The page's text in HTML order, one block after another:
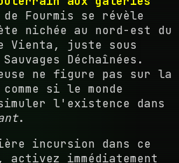
Fourmis se révèle
nichée au nord-est du
Vienta, juste sous
Déchaînées.
ne figure pas sur la
si le monde
l'existence dans
.
incursion dans ce
activez immédiatement